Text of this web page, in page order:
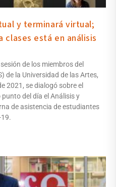
y terminará virtual;
clases está en análisis
de los miembros del
de la Universidad de las Artes,
2021, se dialogó sobre el
del día el Análisis y
de asistencia de estudiantes